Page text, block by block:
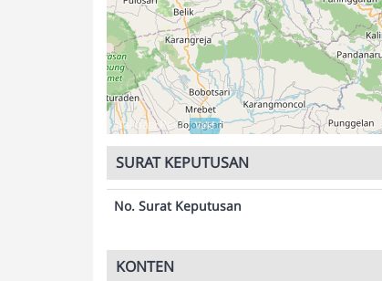
Validasi Peta: Valid
SURAT KEPUTUSAN
No. Surat Keputusan
KONTEN